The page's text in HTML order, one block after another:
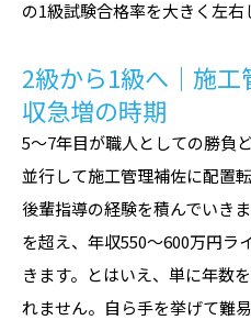
の1級試験合格率を大きく左右
2級から1級へ｜施
収急増の時期
5〜7年目が職人としての勝負
並行して施工管理補佐に配置
後輩指導の経験を積んでいき
を超え、年収550〜600万円ラ
きます。とはいえ、単に年数
れません。自ら手を挙げて難